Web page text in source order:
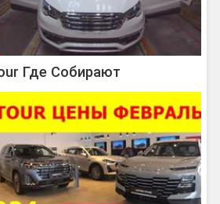
Где Собирают